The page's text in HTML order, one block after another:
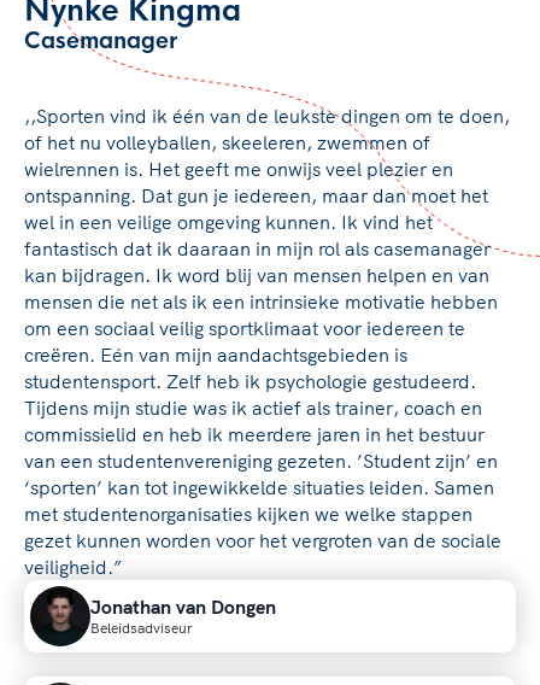
Nynke Kingma
Casemanager
Jonathan van Dongen
Beleidsadviseur
,,Sporten vind ik één van de leukste dingen om te doen,
of het nu volleyballen, skeeleren, zwemmen of
wielrennen is. Het geeft me onwijs veel plezier en
ontspanning. Dat gun je iedereen, maar dan moet het
wel in een veilige omgeving kunnen. Ik vind het
fantastisch dat ik daaraan in mijn rol als casemanager
kan bijdragen. Ik word blij van mensen helpen en van
mensen die net als ik een intrinsieke motivatie hebben
om een sociaal veilig sportklimaat voor iedereen te
creëren. Eén van mijn aandachtsgebieden is
studentensport. Zelf heb ik psychologie gestudeerd.
Tijdens mijn studie was ik actief als trainer, coach en
commissielid en heb ik meerdere jaren in het bestuur
van een studentenvereniging gezeten. ’Student zijn’ en
‘sporten’ kan tot ingewikkelde situaties leiden. Samen
met studentenorganisaties kijken we welke stappen
gezet kunnen worden voor het vergroten van de sociale
veiligheid.”